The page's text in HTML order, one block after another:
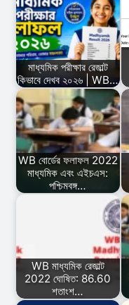
মাধ্যমিক পরীক্ষার রেজাল্ট
কিভাবে দেখব ২০২৬ | WB…
WB বোর্ডের ফলাফল 2022
মাধ্যমিক এবং এইচএস:
পশ্চিমবঙ্গ…
WB মাধ্যমিক রেজাল্ট
2022 ঘোষিত: 86.60
শতাংশ…